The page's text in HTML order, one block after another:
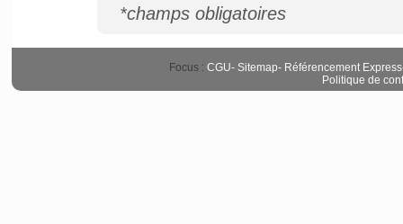
*champs obligatoires
Focus : CGU- Sitemap- Référencement Express
Politique de